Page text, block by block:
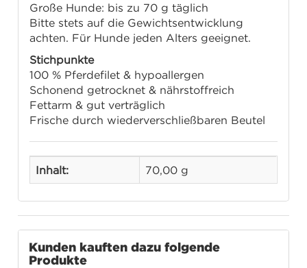
Große Hunde: bis zu 70 g täglich
Bitte stets auf die Gewichtsentwicklung
achten. Für Hunde jeden Alters geeignet.
Stichpunkte
100 % Pferdefilet & hypoallergen
Schonend getrocknet & nährstoffreich
Fettarm & gut verträglich
Frische durch wiederverschließbaren Beutel
Inhalt: 70,00 g
Kunden kauften dazu folgende
Produkte